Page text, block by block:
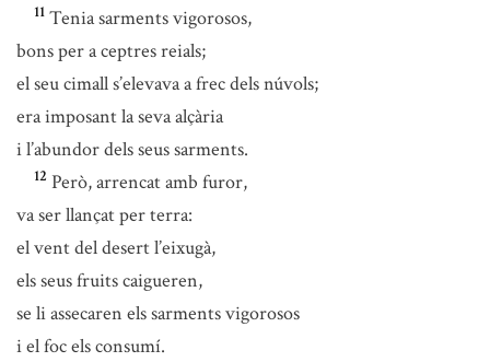
11 Tenia sarments vigorosos,
bons per a ceptres reials;
el seu cimall s’elevava a frec dels núvols;
era imposant la seva alçària
i l’abundor dels seus sarments.
12 Però, arrencat amb furor,
va ser llançat per terra:
el vent del desert l’eixugà,
els seus fruits caigueren,
se li assecaren els sarments vigorosos
i el foc els consumí.